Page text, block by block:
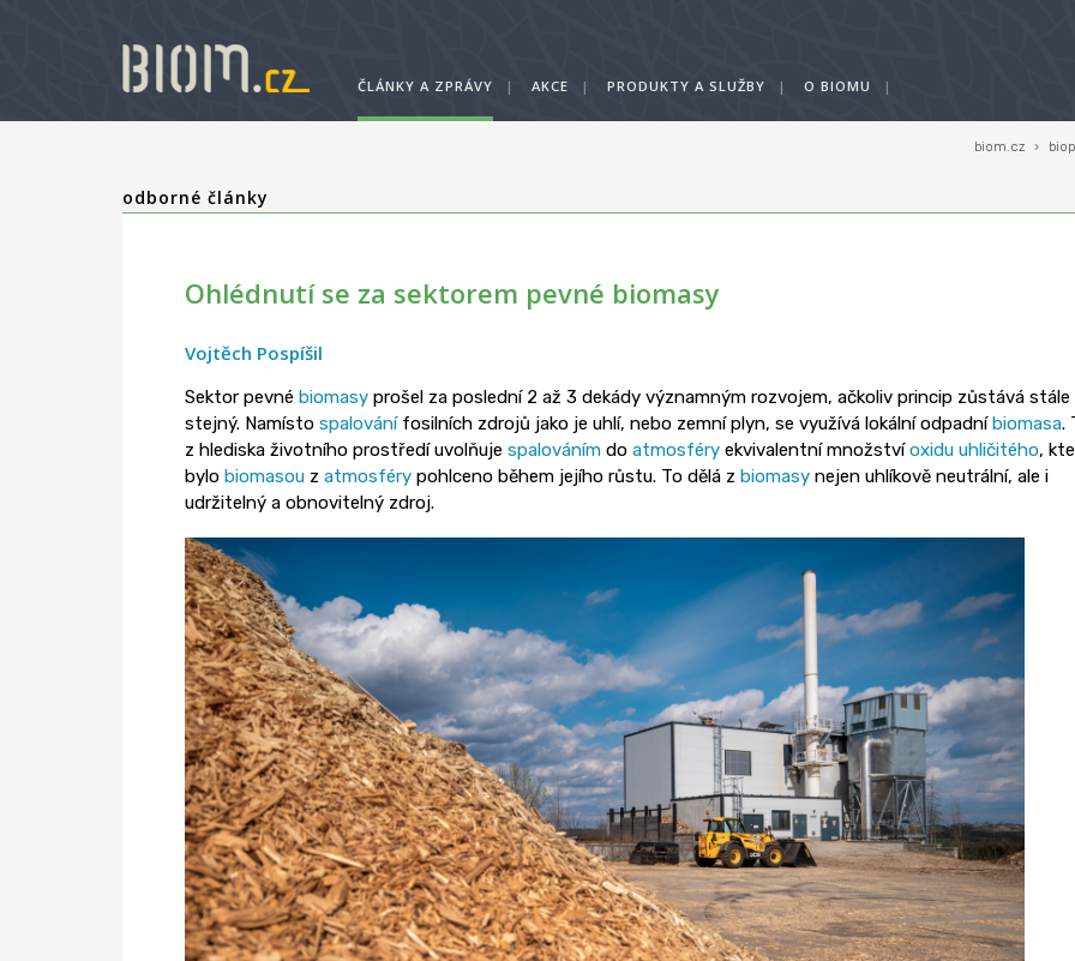
ČLÁNKY A ZPRÁVY | AKCE | PRODUKTY A SLUŽBY | O BIOMU |
biom.cz ›
odborné články
Ohlédnutí se za sektorem pevné biomasy
Vojtěch Pospíšil
Sektor pevné biomasyprošel za poslední 2 až 3 dekády významným rozvojem, ačkoliv princip zůstává stále
stejný. Namísto spalovánífosilních zdrojů jako je uhlí, nebo zemní plyn, se využívá lokální odpadníbiomasa.
z hlediska životního prostředí uvolňuje spalovánímdo atmosféryekvivalentní množstvíoxidu uhličitého,
bylo biomasouz atmosférypohlceno během jejího růstu. To dělá z biomasynejen uhlíkově neutrální, ale i
udržitelný a obnovitelný zdroj.